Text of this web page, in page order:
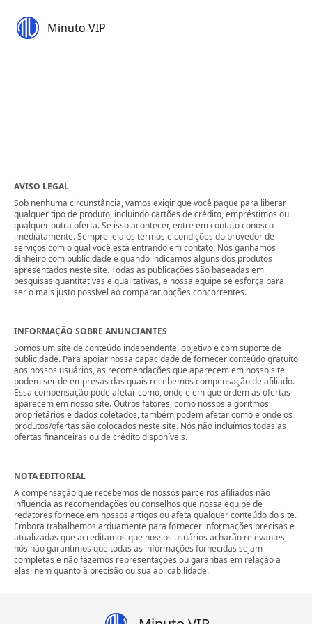
Minuto VIP
AVISO LEGAL
Sob nenhuma circunstância, vamos exigir que você pague para liberar
qualquer tipo de produto, incluindo cartões de crédito, empréstimos ou
qualquer outra oferta. Se isso acontecer, entre em contato conosco
imediatamente. Sempre leia os termos e condições do provedor de
serviços com o qual você está entrando em contato. Nós ganhamos
dinheiro com publicidade e quando indicamos alguns dos produtos
apresentados neste site. Todas as publicações são baseadas em
pesquisas quantitativas e qualitativas, e nossa equipe se esforça para
ser o mais justo possível ao comparar opções concorrentes.
INFORMAÇÃO SOBRE ANUNCIANTES
Somos um site de conteúdo independente, objetivo e com suporte de
publicidade. Para apoiar nossa capacidade de fornecer conteúdo gratuito
aos nossos usuários, as recomendações que aparecem em nosso site
podem ser de empresas das quais recebemos compensação de afiliado.
Essa compensação pode afetar como, onde e em que ordem as ofertas
aparecem em nosso site. Outros fatores, como nossos algoritmos
proprietários e dados coletados, também podem afetar como e onde os
produtos/ofertas são colocados neste site. Nós não incluímos todas as
ofertas financeiras ou de crédito disponíveis.
NOTA EDITORIAL
A compensação que recebemos de nossos parceiros afiliados não
influencia as recomendações ou conselhos que nossa equipe de
redatores fornece em nossos artigos ou afeta qualquer conteúdo do site.
Embora trabalhemos arduamente para fornecer informações precisas e
atualizadas que acreditamos que nossos usuários acharão relevantes,
nós não garantimos que todas as informações fornecidas sejam
completas e não fazemos representações ou garantias em relação a
elas, nem quanto à precisão ou sua aplicabilidade.